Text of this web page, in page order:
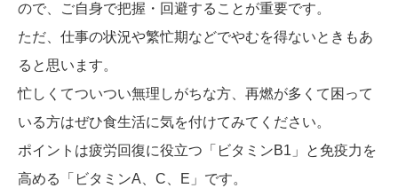
ので、ご自身で把握・回避することが重要です。
ただ、仕事の状況や繁忙期などでやむを得ないときもあ
ると思います。
忙しくてついつい無理しがちな方、再燃が多くて困って
いる方はぜひ食生活に気を付けてみてください。
ポイントは疲労回復に役立つ「ビタミンB1」と免疫力を
高める「ビタミンA、C、E」です。